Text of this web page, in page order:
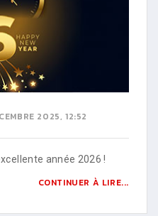
2025, 12:52
année 2026 !
CONTINUER À LIRE...